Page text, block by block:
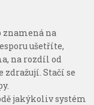
znamená na
ušetříte,
na rozdíl od
zdražují. Stačí se
jakýkoliv systém